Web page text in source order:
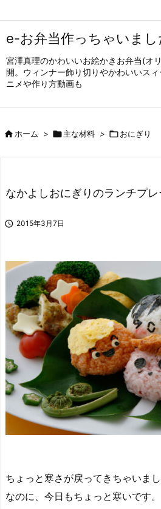
e-お弁当作っちゃいまし
宮澤真理のかわいいお絵かきお弁当(オ
開。ウィンナー飾り切りやかわいいス
ニメや作り方動画も
ホーム > 主な材料 > おにぎり
なかよしおにぎりのランチプレ
 2015年3月7日
ちょっと寒さが戻ってきちゃいま
なのに、今日もちょっと寒いです。